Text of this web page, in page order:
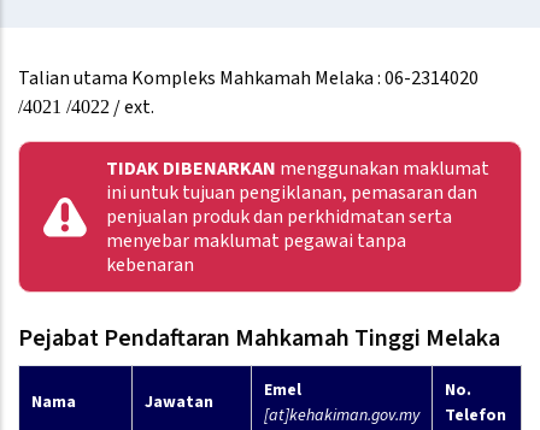
Talian utama Kompleks Mahkamah Melaka : 06-2314020
/4021 /4022 / ext.
TIDAK DIBENARKAN menggunakan maklumat
ini untuk tujuan pengiklanan, pemasaran dan
penjualan produk dan perkhidmatan serta
menyebar maklumat pegawai tanpa
kebenaran
Pejabat Pendaftaran Mahkamah Tinggi Melaka
Nama Jawatan
Emel
[at]kehakiman.gov.my
No.
Telefon